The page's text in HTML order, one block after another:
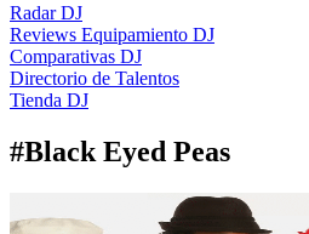
Radar DJ
Reviews Equipamiento DJ
Comparativas DJ
Directorio de Talentos
Tienda DJ
#Black Eyed Peas